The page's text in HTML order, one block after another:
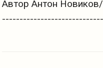
Автор Антон